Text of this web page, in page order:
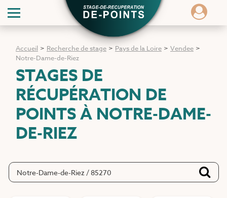
Accueil > Recherche de stage > Pays de la Loire > Vendee >
Notre-Dame-de-Riez
STAGES DE
RÉCUPÉRATION DE
POINTSÀ NOTRE-DAME-
DE-RIEZ